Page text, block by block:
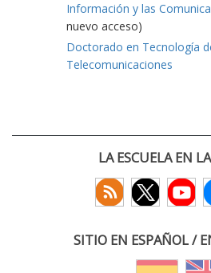
Información y las
nuevo acceso)
Doctorado en Tecnología
Telecomunicaciones
LA ESCUELA EN
SITIO EN ESPAÑOL /